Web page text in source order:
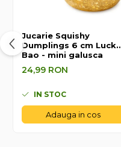
Jucarie Squishy
Dumplings 6 cm Lucky
Bao - mini galusca
norocoasa
24,99 RON
IN STOC
Adauga in cos